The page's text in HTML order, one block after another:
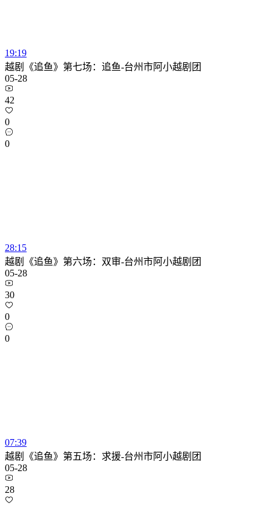
19:19
越剧《追鱼》第七场：追鱼-台州市阿小越剧团
05-28
42
0
0
28:15
越剧《追鱼》第六场：双审-台州市阿小越剧团
05-28
30
0
0
07:39
越剧《追鱼》第五场：求援-台州市阿小越剧团
05-28
28